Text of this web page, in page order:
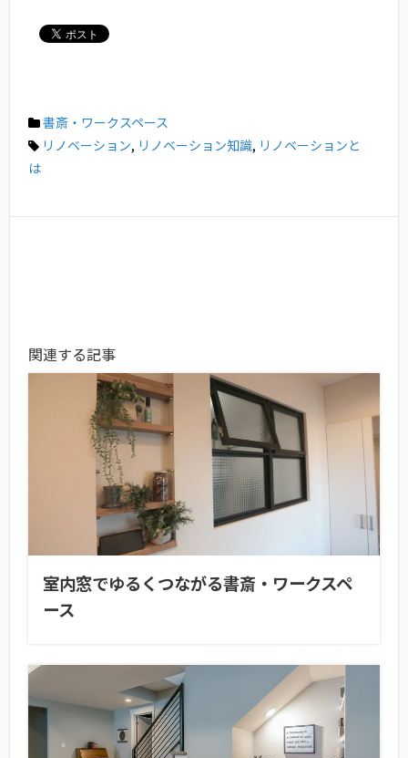
書斎・ワークスペース
リノベーション, リノベーション知識, リノベーションと
は
関連する記事
室内窓でゆるくつながる書斎・ワークスペ
ース